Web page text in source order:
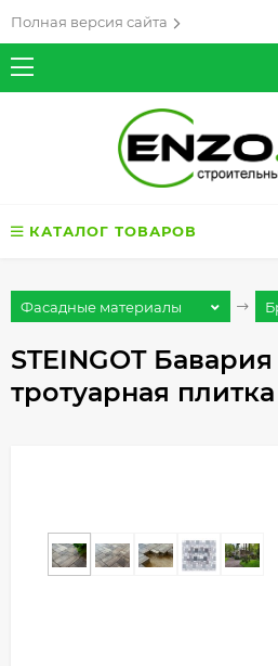
Полная версия сайта
КАТАЛОГ ТОВАРОВ
Фасадные материалы
STEINGOT
тротуарная